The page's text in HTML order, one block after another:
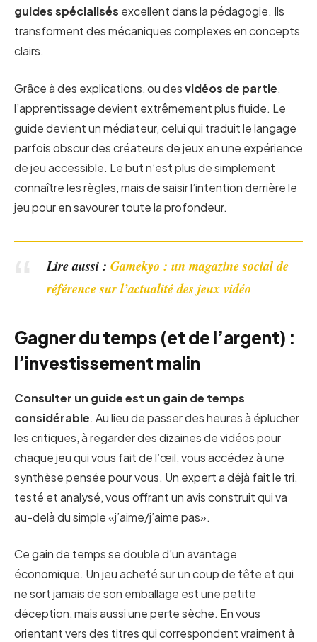
guides spécialisés excellent dans la pédagogie. Ils
transforment des mécaniques complexes en concepts
clairs.
Grâce à des explications, ou desvidéos de partie,
l’apprentissage devient extrêmement plus fluide. Le
guide devient un médiateur, celui qui traduit le langage
parfois obscur des créateurs de jeux en une expérience
de jeu accessible. Le but n’est plus de simplement
connaître les règles, mais de saisir l’intention derrière le
jeu pour en savourer toute la profondeur.
Lire aussi :Gamekyo : un magazine social de
référence sur l’actualité des jeux vidéo
Gagner du temps (et de l’argent) :
l’investissement malin
Consulter un guide est un gain de temps
considérable. Au lieu de passer des heures à éplucher
les critiques, à regarder des dizaines de vidéos pour
chaque jeu qui vous fait de l’œil, vous accédez à une
synthèse pensée pour vous. Un expert a déjà fait le tri,
testé et analysé, vous offrant un avis construit qui va
au-delà du simple «j’aime/j’aime pas».
Ce gain de temps se double d’un avantage
économique. Un jeu acheté sur un coup de tête et qui
ne sort jamais de son emballage est une petite
déception, mais aussi une perte sèche. En vous
orientant vers des titres qui correspondent vraiment à